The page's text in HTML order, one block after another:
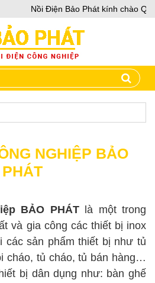
Nồi Điện Bảo Phát kính chào Quý
NGHIỆP BẢO
PHÁT
BẢO PHÁTlà một trong
và gia công các thiết bị inox
các sản phẩm thiết bị như tủ
cháo, tủ cháo, tủ bán hàng…
bị dân dụng như: bàn ghế